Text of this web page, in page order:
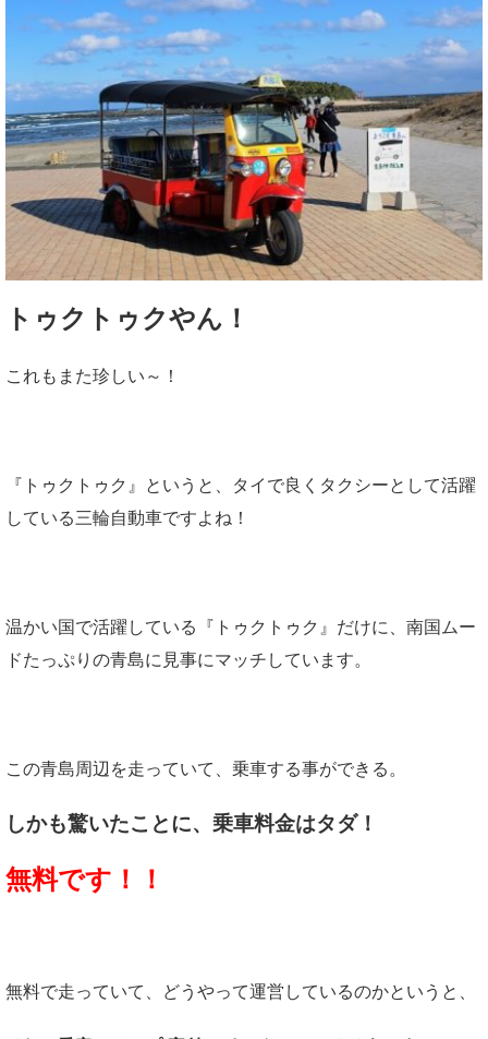
トゥクトゥクやん！
これもまた珍しい～！
『トゥクトゥク』というと、タイで良くタクシーとして活躍
している三輪自動車ですよね！
温かい国で活躍している『トゥクトゥク』だけに、南国ムー
ドたっぷりの青島に見事にマッチしています。
この青島周辺を走っていて、乗車する事ができる。
しかも驚いたことに、乗車料金はタダ！
無料です！！
無料で走っていて、どうやって運営しているのかというと、